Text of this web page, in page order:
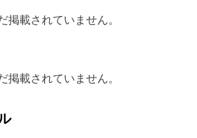
載されていません。
載されていません。